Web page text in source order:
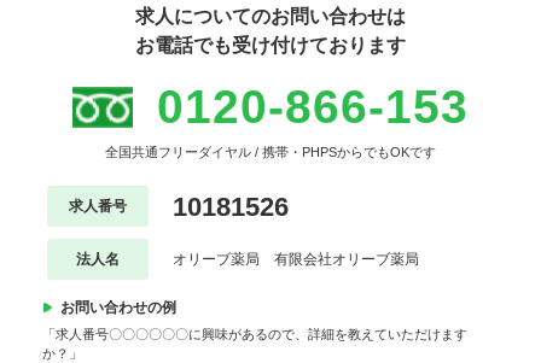
求人についてのお問い合わせは
お電話でも受け付けております
0120-866-153
全国共通フリーダイヤル / 携帯・PHPSからでもOKです
求人番号 10181526
法人名 オリーブ薬局 有限会社オリーブ薬局
お問い合わせの例
「求人番号〇〇〇〇〇〇に興味があるので、詳細を教えていただけます
か？」